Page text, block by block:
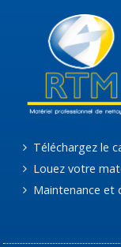
Téléchargez le
Louez votre
Maintenance et